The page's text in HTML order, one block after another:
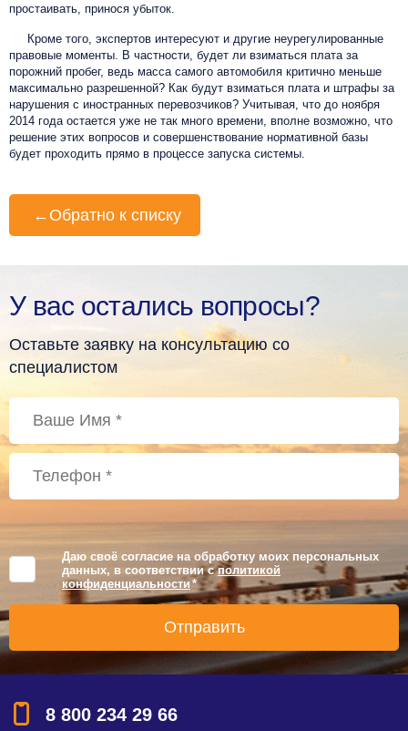
простаивать, принося убыток.
Кроме того, экспертов интересуют и другие неурегулированные
правовые моменты. В частности, будет ли взиматься плата за
порожний пробег, ведь масса самого автомобиля критично меньше
максимально разрешенной? Как будут взиматься плата и штрафы за
нарушения с иностранных перевозчиков? Учитывая, что до ноября
2014 года остается уже не так много времени, вполне возможно, что
решение этих вопросов и совершенствование нормативной базы
будет проходить прямо в процессе запуска системы.
← Обратно к списку
У вас остались вопросы?
Оставьте заявку на консультацию со
специалистом
Даю своё согласие на обработку моих персональных
данных, в соответствии сполитикой
конфиденциальности *
8 800 234 29 66